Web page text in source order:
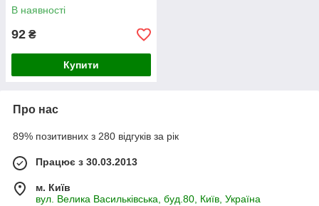
В наявності
92 ₴
Купити
Про нас
89% позитивних з 280 відгуків за рік
Працює з 30.03.2013
м. Київ
вул. Велика Васильківська, буд.80, Київ, Україна